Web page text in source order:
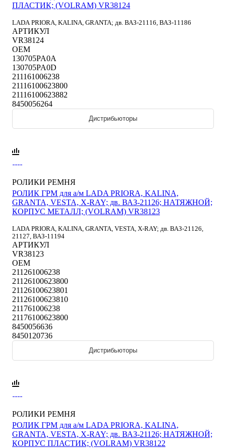
ПЛАСТИК; (VOLRAM) VR38124
LADA PRIORA, KALINA, GRANTA; дв. ВАЗ-21116, ВАЗ-11186
АРТИКУЛ
VR38124
OEM
130705PA0A
130705PA0D
211161006238
21116100623800
21116100623882
8450056264
Дистрибьюторы
РОЛИКИ РЕМНЯ
РОЛИК ГРМ для а/м LADA PRIORA, KALINA,
GRANTA, VESTA, X-RAY; дв. ВАЗ-21126; НАТЯЖНОЙ;
КОРПУС МЕТАЛЛ; (VOLRAM) VR38123
LADA PRIORA, KALINA, GRANTA, VESTA, X-RAY; дв. ВАЗ-21126,
21127, ВАЗ-11194
АРТИКУЛ
VR38123
OEM
211261006238
21126100623800
21126100623801
21126100623810
211761006238
21176100623800
8450056636
8450120736
Дистрибьюторы
РОЛИКИ РЕМНЯ
РОЛИК ГРМ для а/м LADA PRIORA, KALINA,
GRANTA, VESTA, X-RAY; дв. ВАЗ-21126; НАТЯЖНОЙ;
КОРПУС ПЛАСТИК; (VOLRAM) VR38122